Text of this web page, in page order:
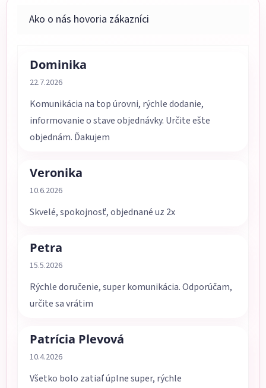
Dominika
Hodnotenie obchodu je 5 z 5 hviezdičiek.
22.7.2026
Komunikácia na top úrovni, rýchle dodanie,
informovanie o stave objednávky. Určite ešte
objednám. Ďakujem
Veronika
Hodnotenie obchodu je 5 z 5 hviezdičiek.
10.6.2026
Skvelé, spokojnosť, objednané uz 2x
Petra
Hodnotenie obchodu je 5 z 5 hviezdičiek.
15.5.2026
Rýchle doručenie, super komunikácia. Odporúčam,
určite sa vrátim
Patrícia Plevová
Hodnotenie obchodu je 5 z 5 hviezdičiek.
10.4.2026
Všetko bolo zatiaľ úplne super, rýchle